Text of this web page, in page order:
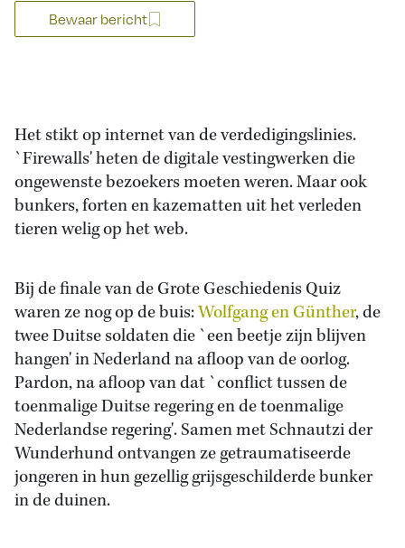
Bewaar bericht
Het stikt op internet van de verdedigingslinies.
`Firewalls' heten de digitale vestingwerken die
ongewenste bezoekers moeten weren. Maar ook
bunkers, forten en kazematten uit het verleden
tieren welig op het web.
Bij de finale van de Grote Geschiedenis Quiz
waren ze nog op de buis:Wolfgang en Günther, de
twee Duitse soldaten die `een beetje zijn blijven
hangen' in Nederland na afloop van de oorlog.
Pardon, na afloop van dat `conflict tussen de
toenmalige Duitse regering en de toenmalige
Nederlandse regering'. Samen met Schnautzi der
Wunderhund ontvangen ze getraumatiseerde
jongeren in hun gezellig grijsgeschilderde bunker
in de duinen.